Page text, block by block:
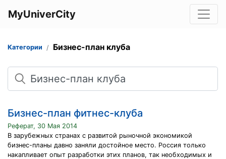
MyUniverCity
Категории Бизнес-план клуба
Поиск
Бизнес-план фитнес-клуба
Реферат, 30 Мая 2014
В зарубежных странах с развитой рыночной экономикой
бизнес-планы давно заняли достойное место. Россия только
накапливает опыт разработки этих планов, так необходимых и